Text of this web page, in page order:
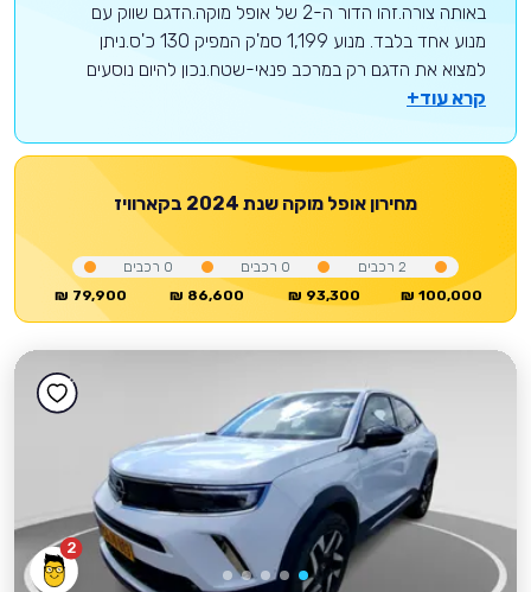
באותה צורה.זהו הדור ה-2 של אופל מוקה.הדגם שווק עם
מנוע אחד בלבד. מנוע 1,199 סמ'ק המפיק 130 כ'ס.ניתן
למצוא את הדגם רק במרכב פנאי-שטח.נכון להיום נוסעים
קרא עוד+
מחירון אופל מוקה שנת 2024 בקארוויז
79,900 ₪
0 רכבים
86,600 ₪
0 רכבים
93,300 ₪
2רכבים
100,000 ₪
2